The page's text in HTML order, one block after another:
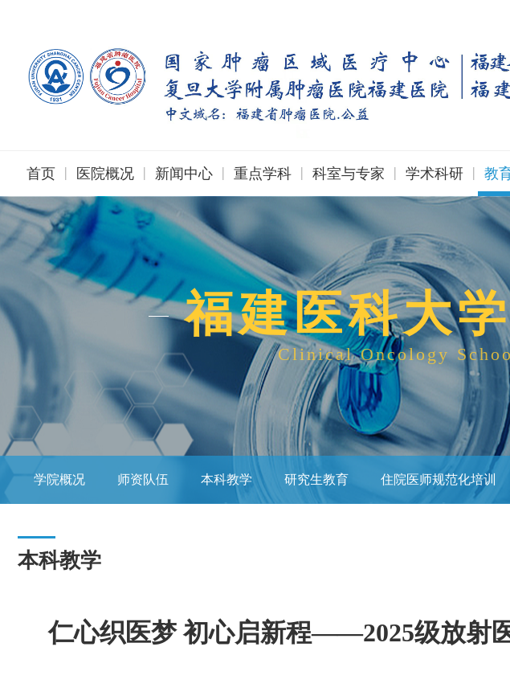
首页 | 医院概况 | 新闻中心 | 重点学科 | 科室与专家 | 学术科研 | 教
福建医科大
Clinical Oncology
学院概况 师资队伍 本科教学 研究生教育 住院医师规范化培训
本科教学
仁心织医梦 初心启新程——2025级放射